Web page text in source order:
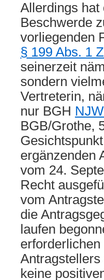
Allerdings hat
Beschwerde
vorliegenden
§ 199 Abs. 1
seinerzeit
sondern
Vertreterin,
nur BGH
BGB/Grothe,
ergänzenden
vom 24.
Recht
vom
die
laufen
keine